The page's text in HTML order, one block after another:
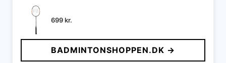
699kr.
BADMINTONSHOPPEN.DK →